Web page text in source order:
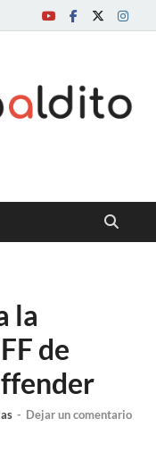
la
de
- Dejar un comentario